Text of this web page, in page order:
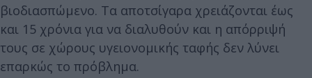
βιοδιασπώμενο. Τα αποτσίγαρα χρειάζονται έως
και 15 χρόνια για να διαλυθούν και η απόρριψή
τους σε χώρους υγειονομικής ταφής δεν λύνει
επαρκώς το πρόβλημα.